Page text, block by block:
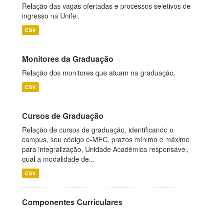
Relação das vagas ofertadas e processos seletivos de
ingresso na Unifei.
CSV
Monitores da Graduação
Relação dos monitores que atuam na graduação.
CSV
Cursos de Graduação
Relação de cursos de graduação, identificando o
campus, seu código e-MEC, prazos mínimo e máximo
para integralização, Unidade Acadêmica responsável,
qual a modalidade de...
CSV
Componentes Curriculares